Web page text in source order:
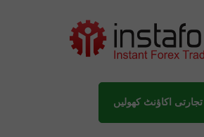
تجارتی اکاؤنٹ کھولیں